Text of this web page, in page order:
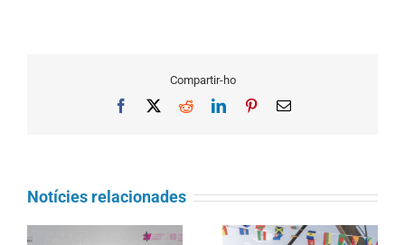
Compartir-ho
Facebook RedditLinkedInPinterestEmail
Notícies relacionades